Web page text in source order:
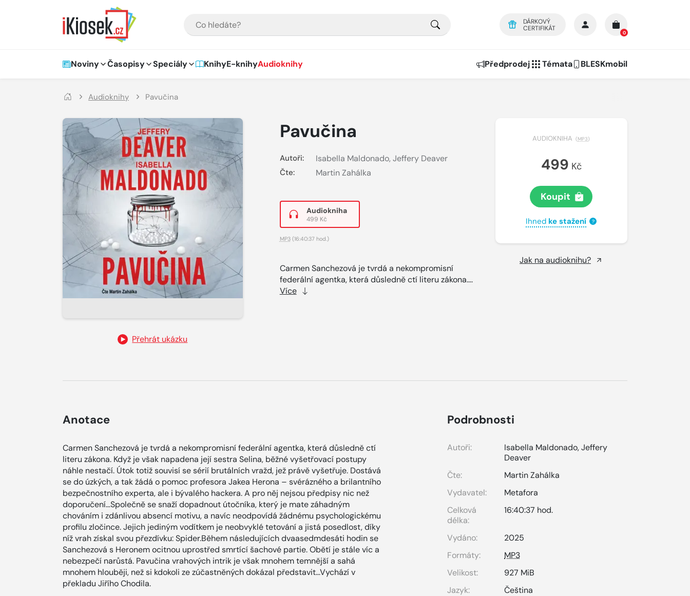
DÁRKOVÝ
CERTIFIKÁT
0
Hlavní navigace
Noviny Časopisy Speciály KnihyE-knihyAudioknihy Předprodej Témata BLESKmobil
Audioknihy Pavučina
Přehrát ukázku
Pavučina
Autoři: Isabella Maldonado, Jeffery Deaver
Čte: Martin Zahálka
Audiokniha
499 Kč
MP3(16:40:37 hod.)
Carmen Sanchezová je tvrdá a nekompromisní
federální agentka, která důsledně ctí literu zákona....
Více
AUDIOKNIHA (MP3)
499 Kč
Koupit
Ihned ke stažení ?
Jak na audioknihu?
Anotace
Carmen Sanchezová je tvrdá a nekompromisní federální agentka, která důsledně ctí
literu zákona. Když je však napadena její sestra Selina, běžné vyšetřovací postupy
náhle nestačí. Útok totiž souvisí se sérií brutálních vražd, jež právě vyšetřuje. Dostává
se do úzkých, a tak žádá o pomoc profesora Jakea Herona – svérázného a brilantního
bezpečnostního experta, ale i bývalého hackera. A pro něj nejsou předpisy nic než
doporučení…Společně se snaží dopadnout útočníka, který je mate záhadným
chováním i zdánlivou absencí motivu, a navíc neodpovídá žádnému psychologickému
profilu zločince. Jejich jediným vodítkem je neobvyklé tetování a jistá posedlost, díky
níž vrah získal svou přezdívku: Spider.Během následujících dvaasedmdesáti hodin se
Sanchezová s Heronem ocitnou uprostřed smrtící šachové partie. Obětí je stále víc a
nebezpečí narůstá. Pavučina vrahových intrik je však mnohem temnější a sahá
mnohem hlouběji, než si kdokoli ze zúčastněných dokázal představit…Vychází v
překladu Jiřího Chodila.
Podrobnosti
Autoři: Isabella Maldonado,Jeffery
Deaver
Čte:
Martin Zahálka
Vydavatel:
Metafora
Celková
délka:
16:40:37 hod.
Vydáno:
2025
Formáty:
MP3
Velikost:
927 MiB
Jazyk:
Čeština